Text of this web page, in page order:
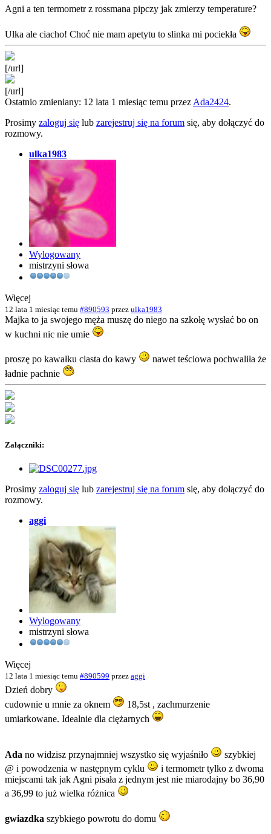
Agni a ten termometr z rossmana pipczy jak zmierzy temperature?
Ulka ale ciacho! Choć nie mam apetytu to slinka mi pociekła
[/url]
[/url]
Ostatnio zmieniany: 12 lata 1 miesiąc temu przez Ada2424.
Prosimy zaloguj się lub zarejestruj się na forum się, aby dołączyć do
rozmowy.
ulka1983
Wylogowany
mistrzyni słowa
Więcej
12 lata 1 miesiąc temu #890593 przez ulka1983
Majka to ja swojego męża muszę do niego na szkołę wysłać bo on
w kuchni nic nie umie
proszę po kawałku ciasta do kawy
nawet teściowa pochwaliła że
ładnie pachnie
Załączniki:
Prosimy zaloguj się lub zarejestruj się na forum się, aby dołączyć do
rozmowy.
aggi
Wylogowany
mistrzyni słowa
Więcej
12 lata 1 miesiąc temu #890599 przez aggi
Dzień dobry
cudownie u mnie za oknem
18,5st , zachmurzenie
umiarkowane. Idealnie dla ciężarnych
Ada no widzisz przynajmniej wszystko się wyjaśniło
szybkiej
@ i powodzenia w następnym cyklu
i termometr tylko z dwoma
miejscami tak jak Agni pisała z jednym jest nie miarodajny bo 36,90
a 36,99 to już wielka różnica
gwiazdka szybkiego powrotu do domu